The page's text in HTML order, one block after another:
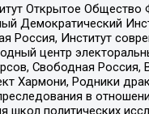
Открытое
Демократический
Россия, Институт
центр
Свободная Россия,
Родники
в
школ политических